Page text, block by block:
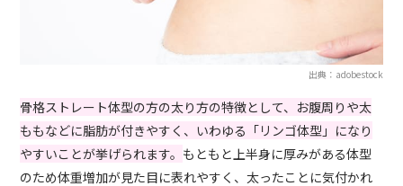
出典：adobestock
骨格ストレート体型の方の太り方の特徴として、お腹周りや太
ももなどに脂肪が付きやすく、いわゆる「リンゴ体型」になり
やすいことが挙げられます。 もともと上半身に厚みがある体型
のため体重増加が見た目に表れやすく、太ったことに気付かれ